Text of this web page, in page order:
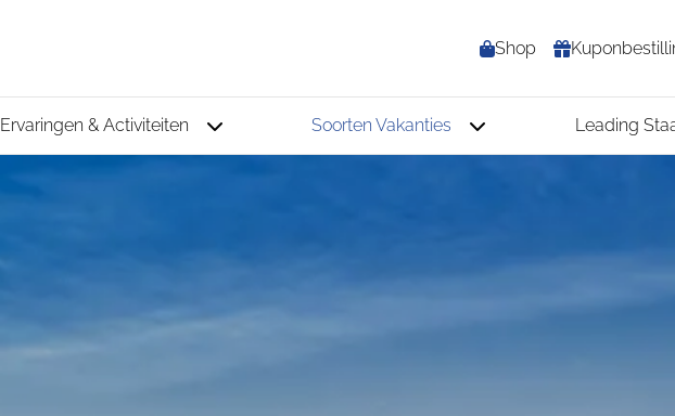
Shop
Ervaringen & Activiteiten Soorten Vakanties Leading